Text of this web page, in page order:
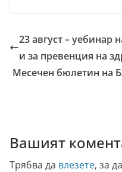
23 август – уебинар
и за превенция на
Месечен бюлетин на
Вашият
Трябва да влезете, за